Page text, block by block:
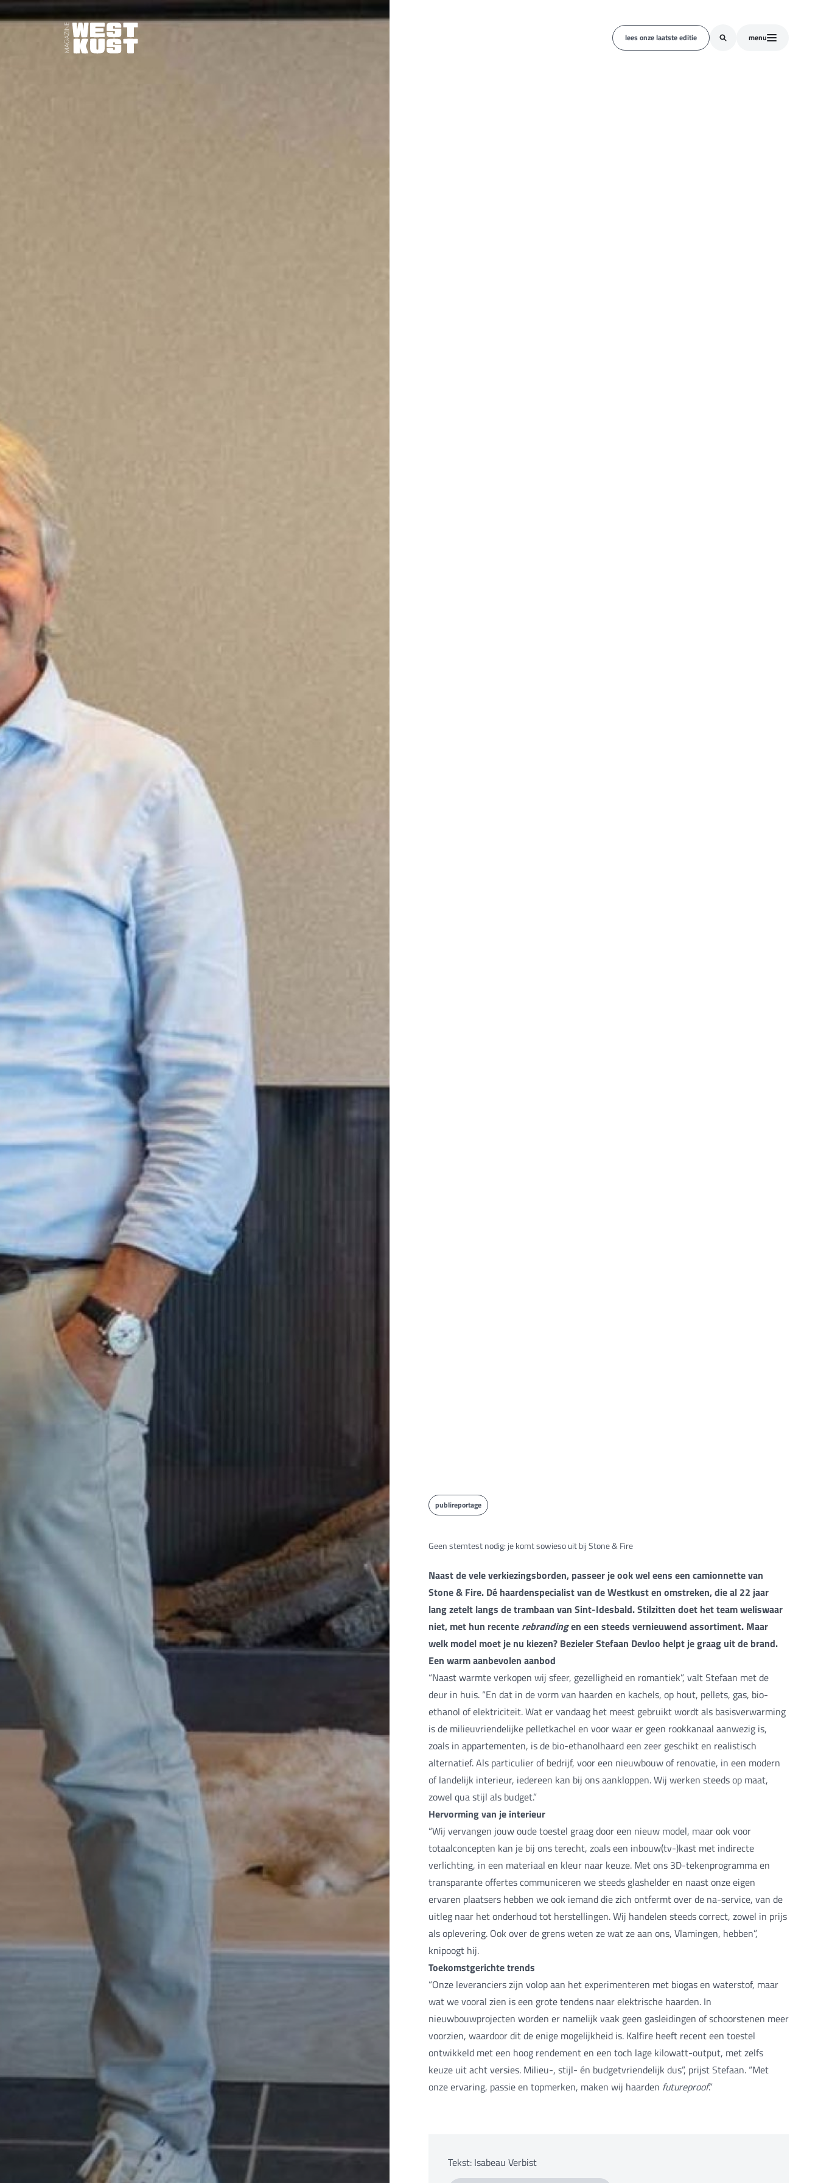
lees onze laatste editie menu
publireportage
Geen stemtest nodig: je komt sowieso uit bij Stone & Fire
Naast de vele verkiezingsborden, passeer je ook wel eens een camionnette van
Stone & Fire. Dé haardenspecialist van de Westkust en omstreken, die al 22 jaar
lang zetelt langs de trambaan van Sint-Idesbald. Stilzitten doet het team weliswaar
niet, met hun recente rebrandingen een steeds vernieuwend assortiment. Maar
welk model moet je nu kiezen? Bezieler Stefaan Devloo helpt je graag uit de brand.
Een warm aanbevolen aanbod
“Naast warmte verkopen wij sfeer, gezelligheid en romantiek”, valt Stefaan met de
deur in huis. “En dat in de vorm van haarden en kachels, op hout, pellets, gas, bio-
ethanol of elektriciteit. Wat er vandaag het meest gebruikt wordt als basisverwarming
is de milieuvriendelijke pelletkachel en voor waar er geen rookkanaal aanwezig is,
zoals in appartementen, is de bio-ethanolhaard een zeer geschikt en realistisch
alternatief. Als particulier of bedrijf, voor een nieuwbouw of renovatie, in een modern
of landelijk interieur, iedereen kan bij ons aankloppen. Wij werken steeds op maat,
zowel qua stijl als budget.”
Hervorming van je interieur
“Wij vervangen jouw oude toestel graag door een nieuw model, maar ook voor
totaalconcepten kan je bij ons terecht, zoals een inbouw(tv-)kast met indirecte
verlichting, in een materiaal en kleur naar keuze. Met ons 3D-tekenprogramma en
transparante offertes communiceren we steeds glashelder en naast onze eigen
ervaren plaatsers hebben we ook iemand die zich ontfermt over de na-service, van de
uitleg naar het onderhoud tot herstellingen. Wij handelen steeds correct, zowel in prijs
als oplevering. Ook over de grens weten ze wat ze aan ons, Vlamingen, hebben”,
knipoogt hij.
Toekomstgerichte trends
“Onze leveranciers zijn volop aan het experimenteren met biogas en waterstof, maar
wat we vooral zien is een grote tendens naar elektrische haarden. In
nieuwbouwprojecten worden er namelijk vaak geen gasleidingen of schoorstenen meer
voorzien, waardoor dit de enige mogelijkheid is. Kalfire heeft recent een toestel
ontwikkeld met een hoog rendement en een toch lage kilowatt-output, met zelfs
keuze uit acht versies. Milieu-, stijl- én budgetvriendelijk dus”, prijst Stefaan. “Met
onze ervaring, passie en topmerken, maken wij haarden futureproof.”
Tekst: Isabeau Verbist